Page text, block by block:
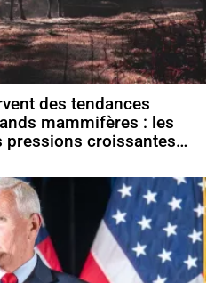
des tendances
mammifères : les
pressions croissantes…